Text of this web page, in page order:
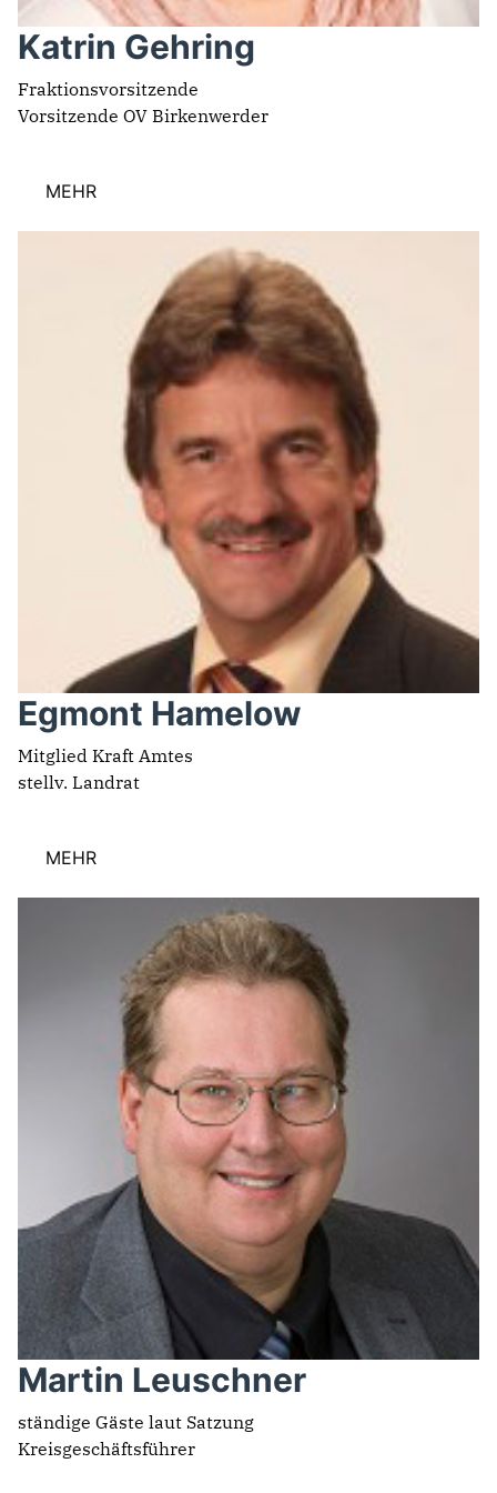
Katrin Gehring
Fraktionsvorsitzende
Vorsitzende OV Birkenwerder
MEHR
Egmont Hamelow
Mitglied Kraft Amtes
stellv. Landrat
MEHR
Martin Leuschner
ständige Gäste laut Satzung
Kreisgeschäftsführer